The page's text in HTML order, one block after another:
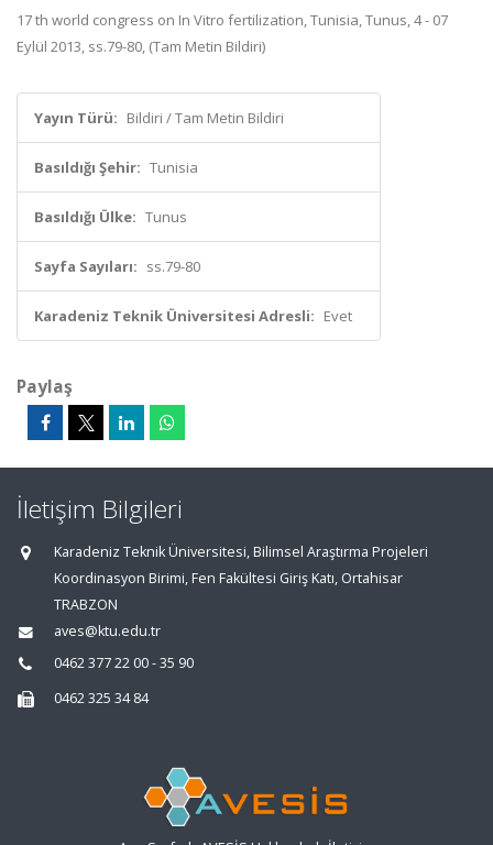
17 th world congress on In Vitro fertilization, Tunisia, Tunus, 4 - 07
Eylül 2013, ss.79-80, (Tam Metin Bildiri)
Yayın Türü: Bildiri / Tam Metin Bildiri
Basıldığı Şehir: Tunisia
Basıldığı Ülke: Tunus
Sayfa Sayıları: ss.79-80
Karadeniz Teknik Üniversitesi Adresli: Evet
Paylaş
İletişim Bilgileri
Karadeniz Teknik Üniversitesi, Bilimsel Araştırma Projeleri
Koordinasyon Birimi, Fen Fakültesi Giriş Katı, Ortahisar
TRABZON
aves@ktu.edu.tr
0462 377 22 00 - 35 90
0462 325 34 84